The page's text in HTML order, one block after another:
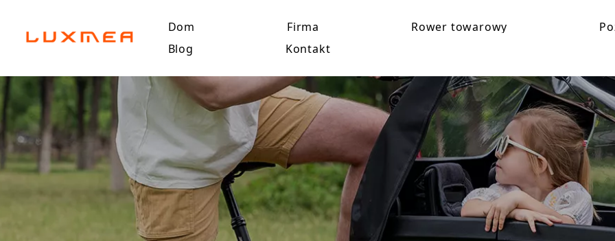
Dom Firma Rower towarowy
Blog
Kontakt